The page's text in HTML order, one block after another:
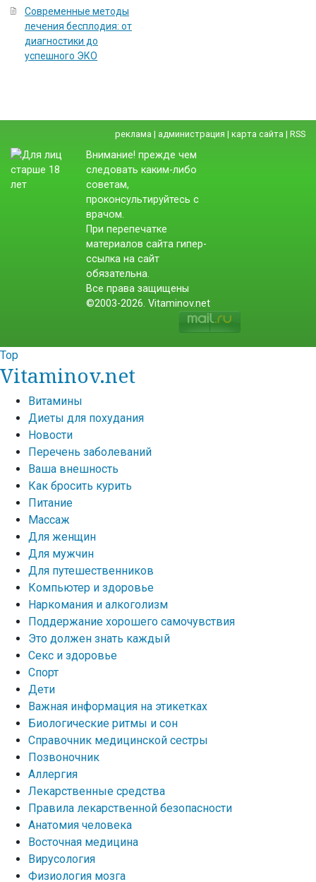
Современные методы
лечения бесплодия: от
диагностики до
успешного ЭКО
реклама | администрация | карта сайта | RSS
Внимание! прежде чем
следовать каким-либо
советам,
проконсультируйтесь с
врачом.
При перепечатке
материалов сайта гипер-
ссылка на сайт
обязательна.
Все права защищены
©2003-2026. Vitaminov.net
Top
Vitaminov.net
Витамины
Диеты для похудания
Новости
Перечень заболеваний
Ваша внешность
Как бросить курить
Питание
Массаж
Для женщин
Для мужчин
Для путешественников
Компьютер и здоровье
Наркомания и алкоголизм
Поддержание хорошего самочувствия
Это должен знать каждый
Секс и здоровье
Спорт
Дети
Важная информация на этикетках
Биологические ритмы и сон
Справочник медицинской сестры
Позвоночник
Аллергия
Лекарственные средства
Правила лекарственной безопасности
Aнатомия человека
Восточная медицина
Вирусология
Физиология мозга